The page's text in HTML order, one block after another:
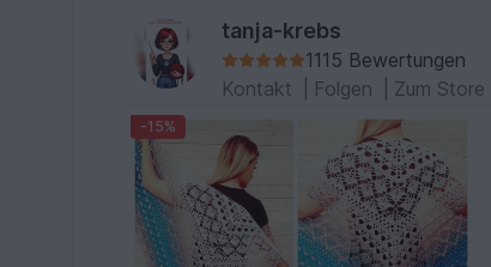
tanja-krebs
1115 Bewertungen
Kontakt
Folgen Zum Store
-15%